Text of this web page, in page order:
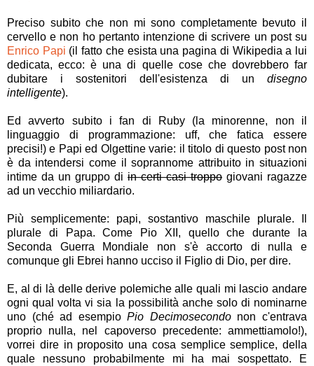
Preciso subito che non mi sono completamente bevuto il
cervello e non ho pertanto intenzione di scrivere un post su
Enrico Papi (il fatto che esista una pagina di Wikipedia a lui
dedicata, ecco: è una di quelle cose che dovrebbero far
dubitare i sostenitori dell'esistenza di un disegno
intelligente).
Ed avverto subito i fan di Ruby (la minorenne, non il
linguaggio di programmazione: uff, che fatica essere
precisi!) e Papi ed Olgettine varie: il titolo di questo post non
è da intendersi come il soprannome attribuito in situazioni
intime da un gruppo di in certi casi troppo giovani ragazze
ad un vecchio miliardario.
Più semplicemente: papi, sostantivo maschile plurale. Il
plurale di Papa. Come Pio XII, quello che durante la
Seconda Guerra Mondiale non s'è accorto di nulla e
comunque gli Ebrei hanno ucciso il Figlio di Dio, per dire.
E, al di là delle derive polemiche alle quali mi lascio andare
ogni qual volta vi sia la possibilità anche solo di nominarne
uno (ché ad esempioPio Decimosecondonon c'entrava
proprio nulla, nel capoverso precedente: ammettiamolo!),
vorrei dire in proposito una cosa semplice semplice, della
quale nessuno probabilmente mi ha mai sospettato. E